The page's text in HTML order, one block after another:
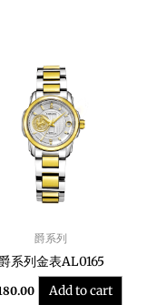
爵系列
系列金表AL0165
Add to cart